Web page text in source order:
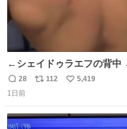
←シェイドゥラエフの背中
返
信
28
リ
ト
112
い
数
5,419
1日前